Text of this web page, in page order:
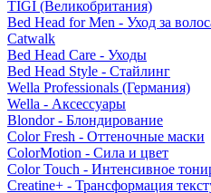
TIGI (Великобритания)
Bed Head for Men - Уход за
Catwalk
Bed Head Care - Уходы
Bed Head Style - Стайлинг
Wella Professionals (Германия)
Wella - Аксессуары
Blondor - Блондирование
Color Fresh - Оттеночные маски
ColorMotion - Сила и цвет
Color Touch - Интенсивное
Creatine+ - Трансформация